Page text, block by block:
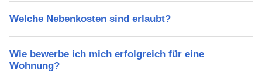
Welche Nebenkosten sind erlaubt?
Wie bewerbe ich mich erfolgreich für eine
Wohnung?